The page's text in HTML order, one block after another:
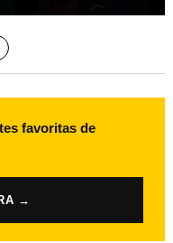
favoritas de
→